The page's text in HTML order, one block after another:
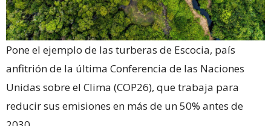
Pone el ejemplo de las turberas de Escocia, país
anfitrión de la última Conferencia de las Naciones
Unidas sobre el Clima (COP26), que trabaja para
reducir sus emisiones en más de un 50% antes de